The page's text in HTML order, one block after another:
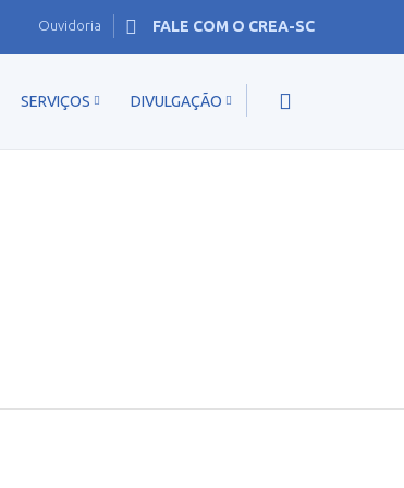
Ouvidoria FALE COM O CREA-SC
SERVIÇOS DIVULGAÇÃO